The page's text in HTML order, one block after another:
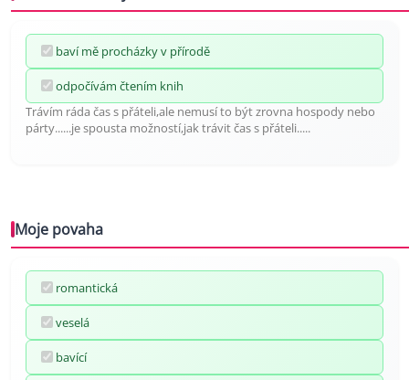
baví mě procházky v přírodě
odpočívám čtením knih
Trávím ráda čas s přáteli,ale nemusí to být zrovna hospody nebo
párty......je spousta možností,jak trávit čas s přáteli.....
Moje povaha
romantická
veselá
bavící